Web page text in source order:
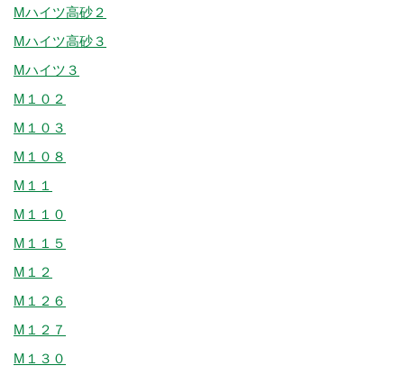
Mハイツ高砂２
Mハイツ高砂３
Mハイツ３
M１０２
M１０３
M１０８
M１１
M１１０
M１１５
M１２
M１２６
M１２７
M１３０